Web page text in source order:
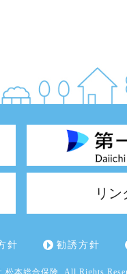
リン
針 勧誘方針